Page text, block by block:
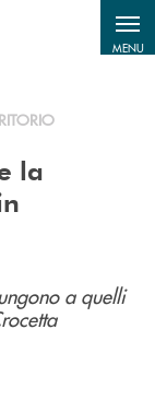
MENU
la
a quelli